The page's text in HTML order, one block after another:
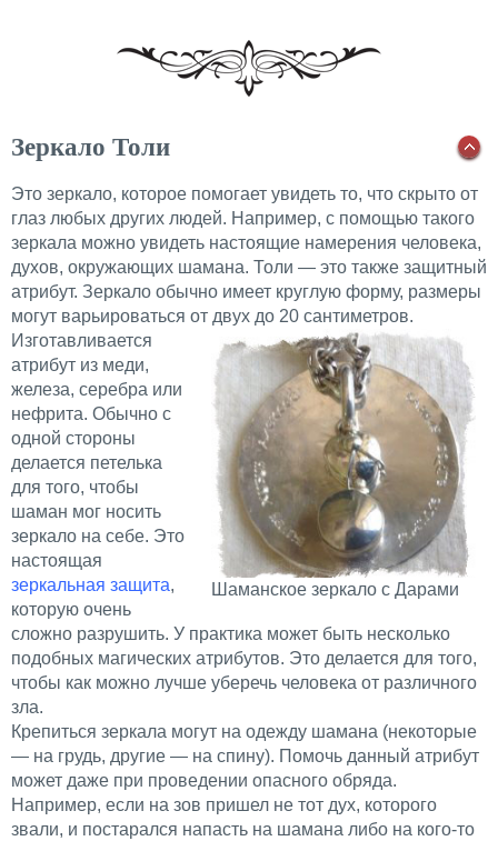
Зеркало Толи
Это зеркало, которое помогает увидеть то, что скрыто от
глаз любых других людей. Например, с помощью такого
зеркала можно увидеть настоящие намерения человека,
духов, окружающих шамана. Толи — это также защитный
атрибут. Зеркало обычно имеет круглую форму, размеры
могут варьироваться от двух до 20 сантиметров.
Шаманское зеркало с Дарами
Изготавливается
атрибут из меди,
железа, серебра или
нефрита. Обычно с
одной стороны
делается петелька
для того, чтобы
шаман мог носить
зеркало на себе. Это
настоящая
зеркальная защита,
которую очень
сложно разрушить. У практика может быть несколько
подобных магических атрибутов. Это делается для того,
чтобы как можно лучше уберечь человека от различного
зла.
Крепиться зеркала могут на одежду шамана (некоторые
— на грудь, другие — на спину). Помочь данный атрибут
может даже при проведении опасного обряда.
Например, если на зов пришел не тот дух, которого
звали, и постарался напасть на шамана либо на кого-то